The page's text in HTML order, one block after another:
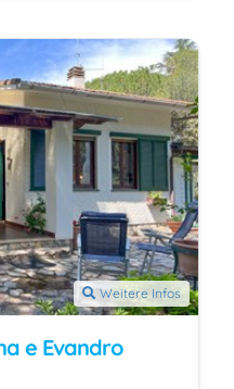
Weitere Infos
e Evandro